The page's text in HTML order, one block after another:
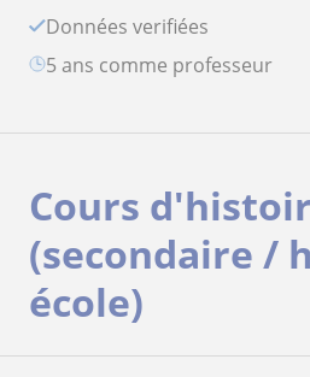
Données verifiées
5 ans comme professeur
Cours
(secondaire /
école)